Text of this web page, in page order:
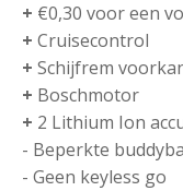
+ €0,30 voor een
+ Cruisecontrol
+ Schijfrem
+ Boschmotor
+ 2 Lithium Ion
- Beperkte
- Geen keyless go